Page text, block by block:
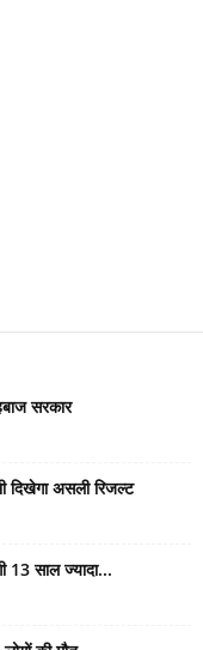
सरकार
असली रिजल्ट
13 साल ज्यादा...